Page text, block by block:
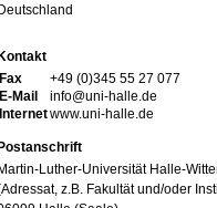
Deutschland
Kontakt
Fax
+49 (0)345 55 27 077
E-Mail
info@uni-halle.de
Internetwww.uni-halle.de
Postanschrift
Martin-Luther-Universität Halle-
z.B. Fakultät und/oder